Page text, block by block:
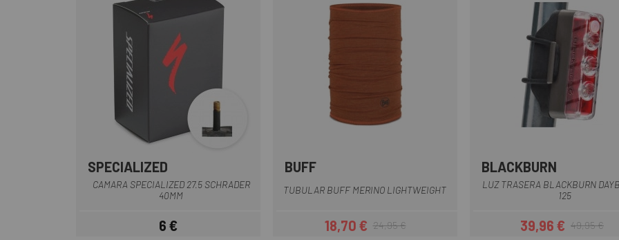
SPECIALIZED
CAMARA SPECIALIZED 27.5 SCHRADER
40MM
Precio
6 €
BUFF
TUBULAR BUFF MERINO LIGHTWEIGHT
Precio
18,70 €Precio regular
24,95 €
BLACKBURN
LUZ TRASERA BLACKBURN
125
Precio
39,96 €Precio regular
49,95 €